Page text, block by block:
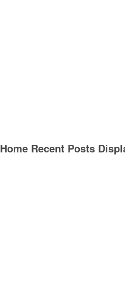
Home Recent Posts